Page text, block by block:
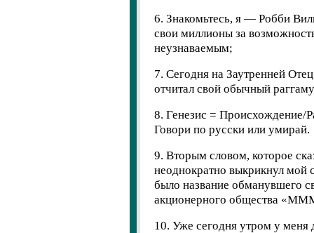
6. Знакомьтесь, я — Робби
свои миллионы за
неузнаваемым;
7. Сегодня на Заутренней
отчитал свой обычный
8. Генезис = Происхождение/
Говори по русски или умирай.
9. Вторым словом, которое
неоднократно выкрикнул мой
было название обманувшего
акционерного общества
10. Уже сегодня утром у меня